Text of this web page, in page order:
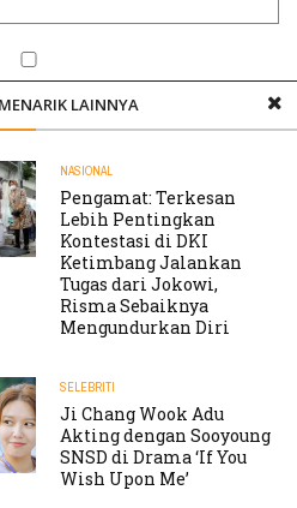
web saya pada peramban ini
komentar melalui surel.
melalui surel.
LAINNYA
NASIONAL
Pengamat: Terkesan
Lebih Pentingkan
Kontestasi di DKI
Ketimbang Jalankan
Tugas dari Jokowi,
Risma Sebaiknya
Mengundurkan Diri
SELEBRITI
Ji Chang Wook Adu
Akting dengan Sooyoung
SNSD di Drama ‘If You
Wish Upon Me’